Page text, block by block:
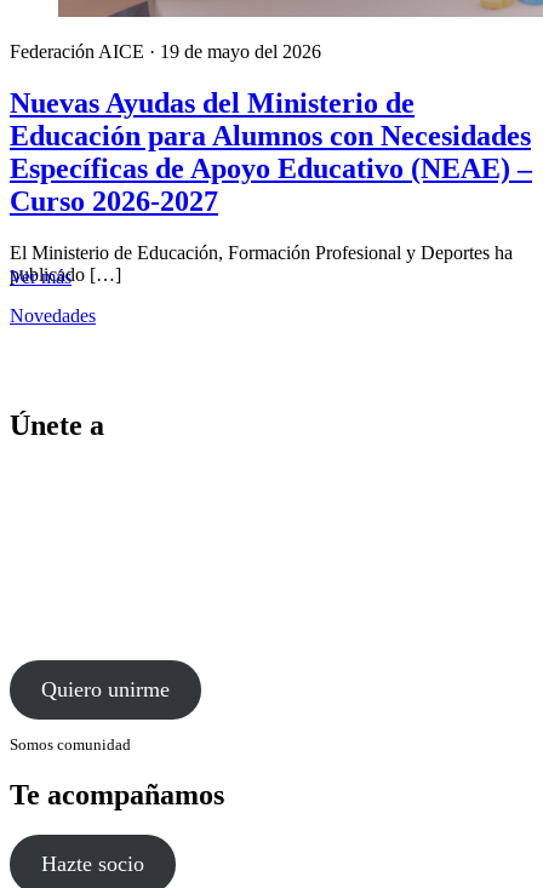
Federación AICE · 19 de mayo del 2026
Nuevas Ayudas del Ministerio de
Educación para Alumnos con Necesidades
Específicas de Apoyo Educativo (NEAE) –
Curso 2026-2027
El Ministerio de Educación, Formación Profesional y Deportes ha
publicado […]
Novedades
Ver más
Únete a
Quiero unirme
Somos comunidad
Te acompañamos
Hazte socio